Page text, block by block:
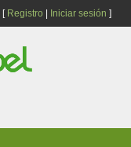
[ Registro Iniciar sesión ]